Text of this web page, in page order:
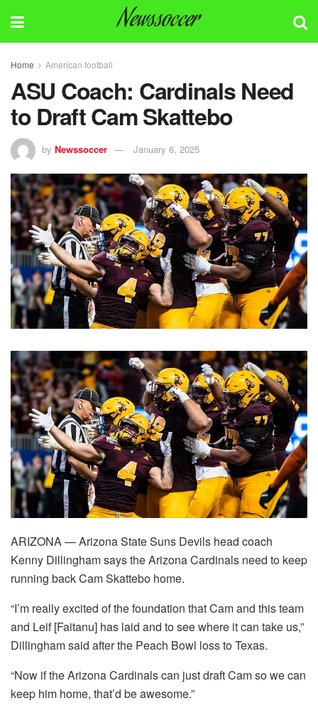
Newssoccer
Home American football
ASU Coach: Cardinals Need
to Draft Cam Skattebo
by Newssoccer January 6, 2025
ARIZONA — Arizona State Suns Devils head coach
Kenny Dillingham says the Arizona Cardinals need to keep
running back Cam Skattebo home.
“I’m really excited of the foundation that Cam and this team
and Leif [Faitanu] has laid and to see where it can take us,”
Dillingham said after the Peach Bowl loss to Texas.
“Now if the Arizona Cardinals can just draft Cam so we can
keep him home, that’d be awesome.”